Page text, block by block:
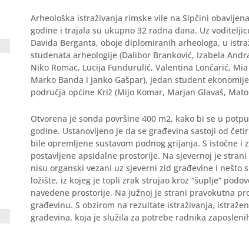
Arheološka istraživanja rimske vile na Sipčini
godine i trajala su ukupno 32 radna dana. Uz
Davida Berganta, oboje diplomiranih arheologa, u
studenata arheologije (Dalibor Branković, Izabela
Niko Romac, Lucija Fundurulić, Valentina Lončarić,
Marko Banda i Janko Gašpar), jedan student
područja općine Križ (Mijo Komar, Marjan Glavaš,
Otvorena je sonda površine 400 m2, kako bi se u
godine. Ustanovljeno je da se građevina sastoji od
bile opremljene sustavom podnog grijanja. S istočne i
postavljene apsidalne prostorije. Na sjevernoj je
nisu organski vezani uz sjeverni zid građevine i nešto
ložište, iz kojeg je topli zrak strujao kroz “šuplje”
navedene prostorije. Na južnoj je strani pravokutna
građevinu. S obzirom na rezultate istraživanja,
građevina, koja je služila za potrebe radnika